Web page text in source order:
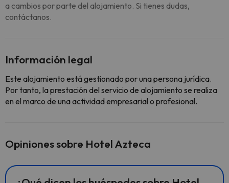
a cambios por parte del alojamiento. Si tienes dudas,
contáctanos.
Información legal
Este alojamiento está gestionado por una persona jurídica.
Por tanto, la prestación del servicio de alojamiento se realiza
en el marco de una actividad empresarial o profesional.
Opiniones sobre Hotel Azteca